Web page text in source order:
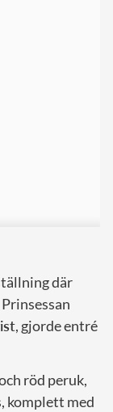
där
, gjorde entré
röd peruk,
komplett med